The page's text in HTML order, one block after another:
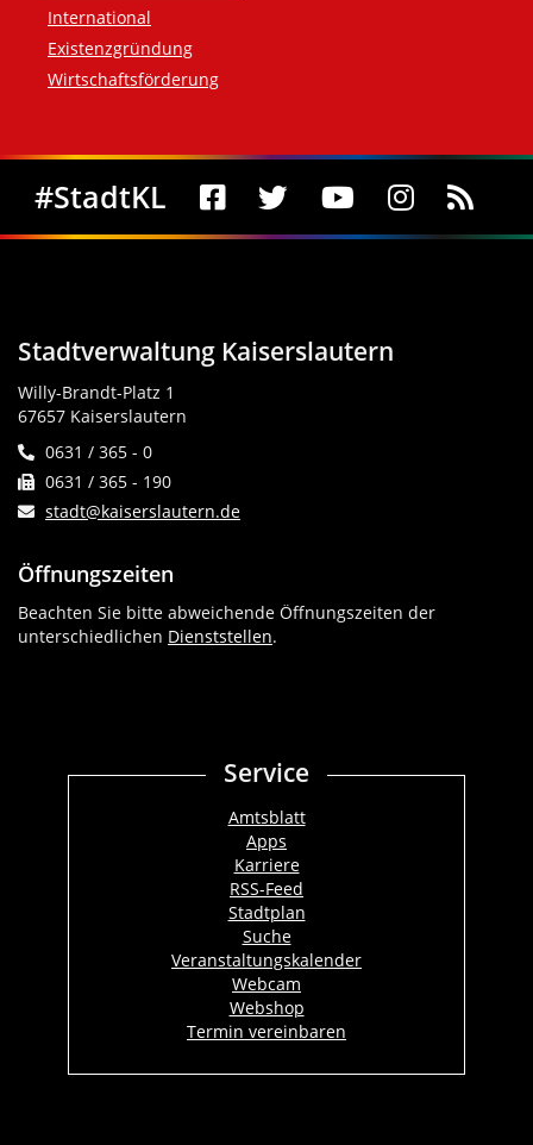
International
Existenzgründung
Wirtschaftsförderung
Social Media
#StadtKL
Stadtverwaltung Kaiserslautern
Willy-Brandt-Platz 1
67657 Kaiserslautern
0631 / 365 - 0
0631 / 365 - 190
stadt@kaiserslautern.de
Öffnungszeiten
Beachten Sie bitte abweichende Öffnungszeiten der
unterschiedlichen Dienststellen.
Service
Amtsblatt
Apps
Karriere
RSS-Feed
Stadtplan
Suche
Veranstaltungskalender
Webcam
Webshop
Termin vereinbaren